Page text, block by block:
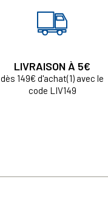
LIVRAISON À 5€
dès 149€ d'achat(1) avec le
code LIV149